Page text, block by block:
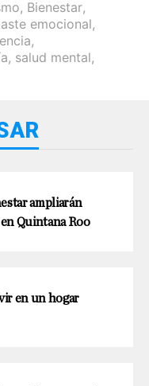
, Bienestar,
emocional,
,
, salud mental,
ampliarán
Quintana Roo
en un hogar